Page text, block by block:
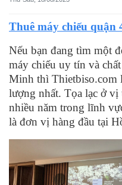
Thuê máy chiếu quận
Nếu bạn đang tìm một
máy chiếu uy tín và
Minh thì Thietbiso.com
lượng nhất. Tọa lạc ở
nhiều năm trong lĩnh
là đơn vị hàng đầu tại